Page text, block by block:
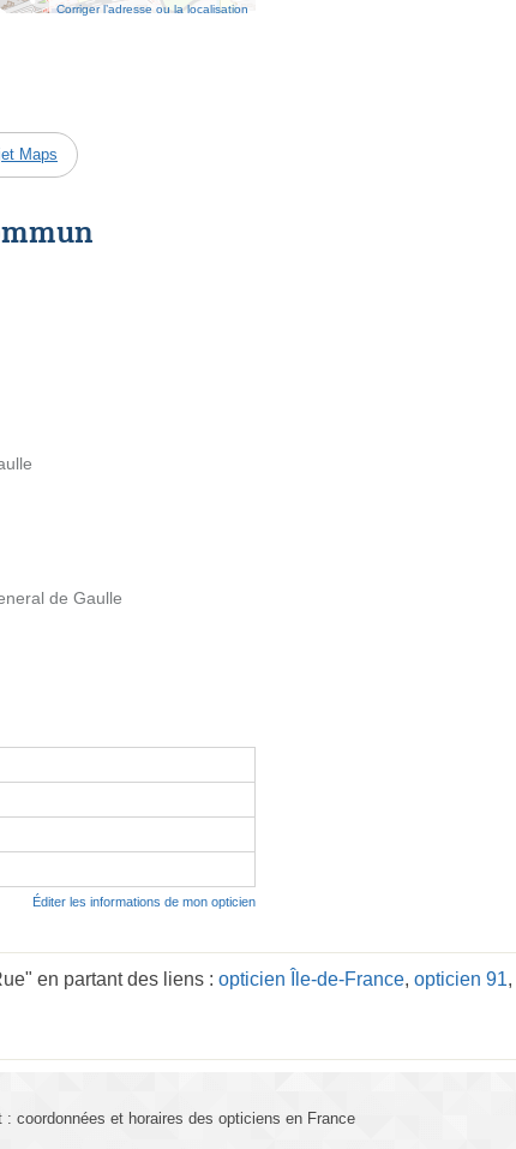
Corriger l’adresse ou la localisation
Maps
de Gaulle
Éditer les informations de mon opticien
en partant des liens : opticien Île-de-France, opticien 91,
: coordonnées et horaires des opticiens en France